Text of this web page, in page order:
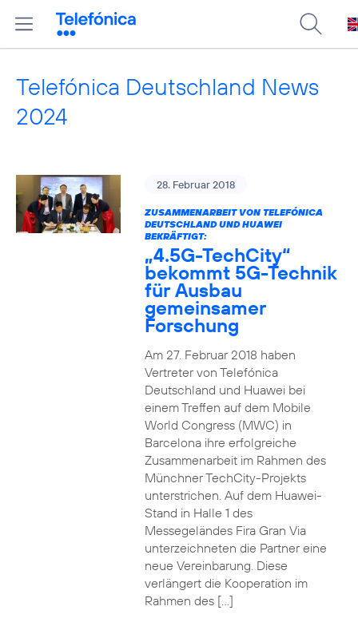
Telefónica Deutschland News
2024
28. Februar 2018
ZUSAMMENARBEIT VON TELEFÓNICA
DEUTSCHLAND UND HUAWEI
BEKRÄFTIGT:
„4.5G-TechCity“
bekommt 5G-Technik
für Ausbau
gemeinsamer
Forschung
Am 27. Februar 2018 haben
Vertreter von Telefónica
Deutschland und Huawei bei
einem Treffen auf dem Mobile
World Congress (MWC) in
Barcelona ihre erfolgreiche
Zusammenarbeit im Rahmen des
Münchner TechCity-Projekts
unterstrichen. Auf dem Huawei-
Stand in Halle 1 des
Messegeländes Fira Gran Via
unterzeichneten die Partner eine
neue Vereinbarung. Diese
verlängert die Kooperation im
Rahmen des […]